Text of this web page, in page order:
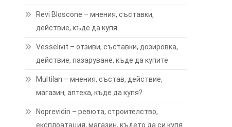
Revi Bloscone – мнения, съставки,
действие, къде да купя
Vesselivit – отзиви, съставки, дозировка,
действие, пазаруване, къде да купите
Multilan – мнения, състав, действие,
магазин, аптека, къде да купя?
Noprevidin – ревюта, строителство,
експлоатация, магазин, където да си купя